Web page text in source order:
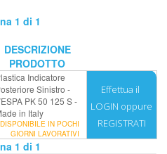
1 di 1
DESCRIZIONE
PRODOTTO
Indicatore
Sinistro -
PK 50 125 S -
in Italy
DISPONIBILE IN POCHI
GIORNI LAVORATIVI
Effettua il
LOGIN oppure
REGISTRATI
1 di 1